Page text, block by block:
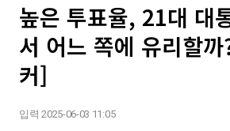
높은 투표율, 21대 대
서 어느 쪽에 유리할
커]
입력 2025-06-03 11:05